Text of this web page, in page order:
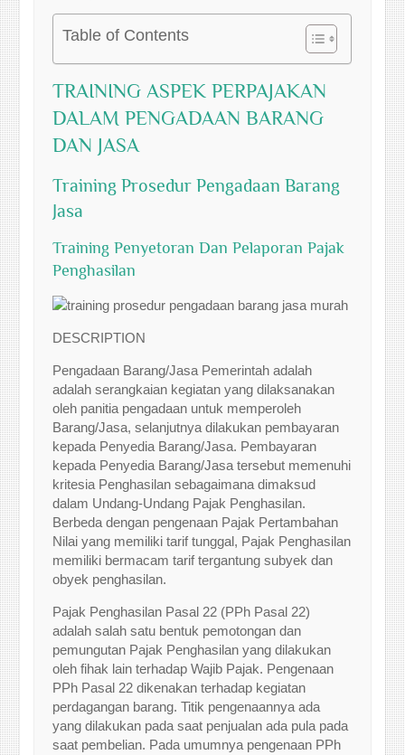
Table of Contents
TRAINING ASPEK PERPAJAKAN
DALAM PENGADAAN BARANG
DAN JASA
Training Prosedur Pengadaan Barang
Jasa
Training Penyetoran Dan Pelaporan Pajak
Penghasilan
DESCRIPTION
Pengadaan Barang/Jasa Pemerintah adalah
adalah serangkaian kegiatan yang dilaksanakan
oleh panitia pengadaan untuk memperoleh
Barang/Jasa, selanjutnya dilakukan pembayaran
kepada Penyedia Barang/Jasa. Pembayaran
kepada Penyedia Barang/Jasa tersebut memenuhi
kritesia Penghasilan sebagaimana dimaksud
dalam Undang-Undang Pajak Penghasilan.
Berbeda dengan pengenaan Pajak Pertambahan
Nilai yang memiliki tarif tunggal, Pajak Penghasilan
memiliki bermacam tarif tergantung subyek dan
obyek penghasilan.
Pajak Penghasilan Pasal 22 (PPh Pasal 22)
adalah salah satu bentuk pemotongan dan
pemungutan Pajak Penghasilan yang dilakukan
oleh fihak lain terhadap Wajib Pajak. Pengenaan
PPh Pasal 22 dikenakan terhadap kegiatan
perdagangan barang. Titik pengenaannya ada
yang dilakukan pada saat penjualan ada pula pada
saat pembelian. Pada umumnya pengenaan PPh